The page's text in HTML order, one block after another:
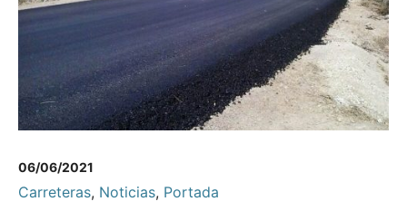
06/06/2021
Carreteras, Noticias, Portada